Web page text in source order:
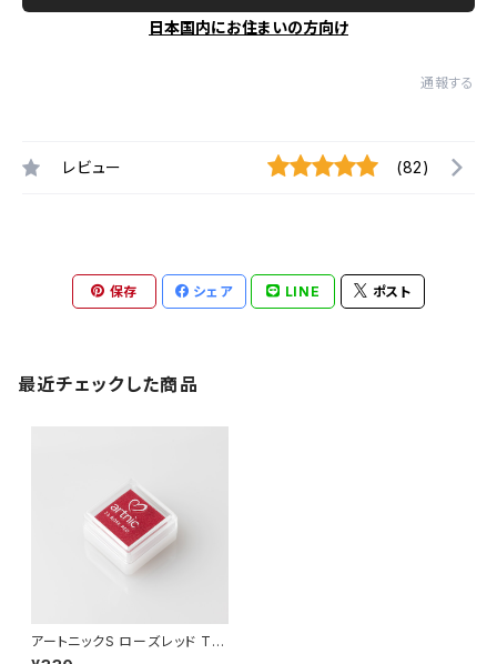
日本国内にお住まいの方向け
通報する
レビュー (82)
保存 シェア LINE ポスト
最近チェックした商品
アートニックS ローズレッド TS
-23